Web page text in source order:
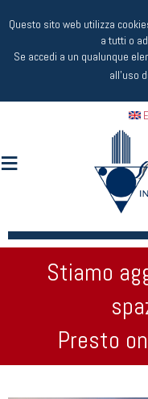
Questo sito web utilizza
a tutti o
Se accedi a un qualunque
all'uso
Stiamo
Presto